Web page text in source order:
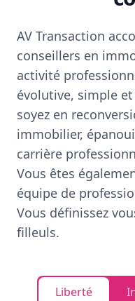
AV Transaction
conseillers en
activité
évolutive, simple
soyez en
immobilier,
carrière
Vous êtes
équipe de
Vous définissez
filleuls.
Liberté